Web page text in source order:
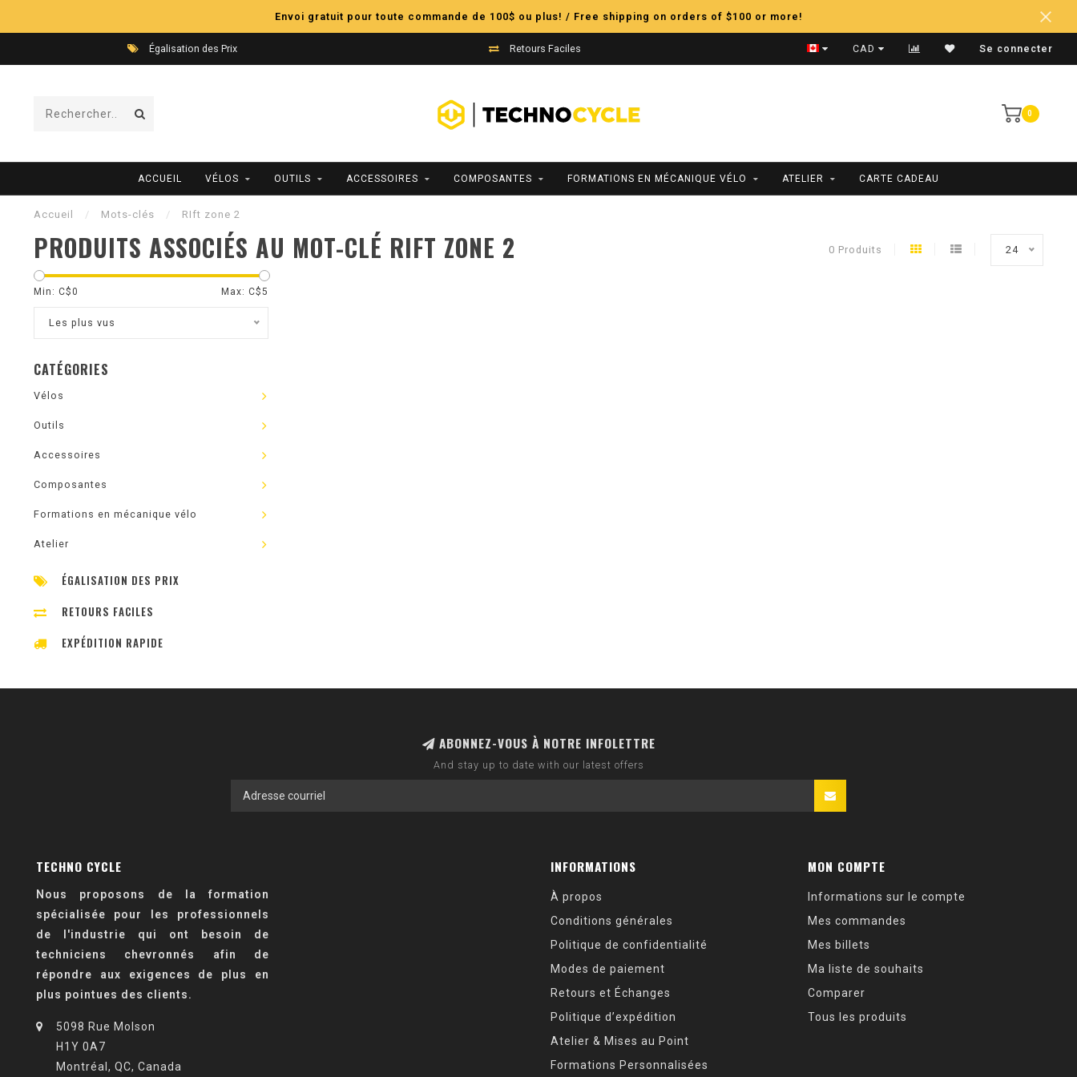
Envoi gratuit pour toute commande de 100$ ou plus! / Free shipping on orders of $100 or more!
Égalisation des Prix Retours Faciles Expédition Rapide
CAD Se connecter
0
ACCUEIL VÉLOS OUTILS ACCESSOIRES COMPOSANTES FORMATIONS EN MÉCANIQUE VÉLO ATELIER CARTE CADEAU
Accueil / Mots-clés / RIft zone 2
PRODUITS ASSOCIÉS AU MOT-CLÉ RIFT ZONE 2 0 Produits 24
Min: C$0 Max: C$5
Les plus vus
CATÉGORIES
Vélos
Outils
Accessoires
Composantes
Formations en mécanique vélo
Atelier
ÉGALISATION DES PRIX
RETOURS FACILES
EXPÉDITION RAPIDE
ABONNEZ-VOUS À NOTRE INFOLETTRE
And stay up to date with our latest offers
TECHNO CYCLE
Nous proposons de la formation
spécialisée pour les professionnels
de l'industrie qui ont besoin de
techniciens chevronnés afin de
répondre aux exigences de plus en
plus pointues des clients.
5098 Rue Molson
H1Y 0A7
Montréal, QC, Canada
INFORMATIONS
À propos
Conditions générales
Politique de confidentialité
Modes de paiement
Retours et Échanges
Politique d’expédition
Atelier & Mises au Point
Formations Personnalisées
MON COMPTE
Informations sur le compte
Mes commandes
Mes billets
Ma liste de souhaits
Comparer
Tous les produits